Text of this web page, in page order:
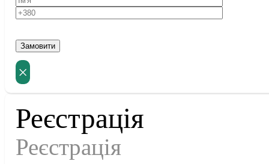
×
Реєстрація
Реєстрація